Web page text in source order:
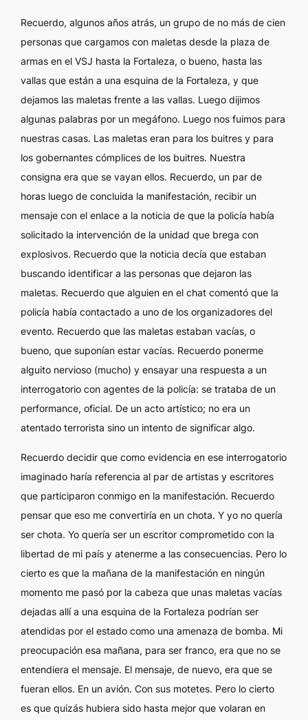
Recuerdo, algunos años atrás, un grupo de no más de cien
personas que cargamos con maletas desde la plaza de
armas en el VSJ hasta la Fortaleza, o bueno, hasta las
vallas que están a una esquina de la Fortaleza, y que
dejamos las maletas frente a las vallas. Luego dijimos
algunas palabras por un megáfono. Luego nos fuimos para
nuestras casas. Las maletas eran para los buitres y para
los gobernantes cómplices de los buitres. Nuestra
consigna eraque se vayan ellos. Recuerdo, un par de
horas luego de concluida la manifestación, recibir un
mensaje con el enlace a la noticia de que la policía había
solicitado la intervención de la unidad que brega con
explosivos. Recuerdo que la noticia decía que estaban
buscando identificar a las personas que dejaron las
maletas. Recuerdo que alguien en el chat comentó que la
policía había contactado a uno de los organizadores del
evento. Recuerdo que las maletas estaban vacías, o
bueno, que suponían estar vacías. Recuerdo ponerme
alguito nervioso (mucho) y ensayar una respuesta a un
interrogatorio con agentes de la policía: se trataba de un
performance, oficial. De un acto artístico; no era un
atentado terrorista sino un intento de significar algo.
Recuerdo decidir que como evidencia en ese interrogatorio
imaginado haría referencia al par de artistas y escritores
que participaron conmigo en la manifestación. Recuerdo
pensar que eso me convertiría en un chota. Y yo no quería
ser chota. Yo quería ser un escritor comprometido con la
libertad de mi país y atenerme a las consecuencias. Pero lo
cierto es que la mañana de la manifestación en ningún
momento me pasó por la cabeza que unas maletas vacías
dejadas allí a una esquina de la Fortaleza podrían ser
atendidas por el estado como una amenaza de bomba. Mi
preocupación esa mañana, para ser franco, era que no se
entendiera el mensaje. El mensaje, de nuevo, era que se
fueran ellos. En un avión. Con sus motetes. Pero lo cierto
es que quizás hubiera sido hasta mejor que volaran en